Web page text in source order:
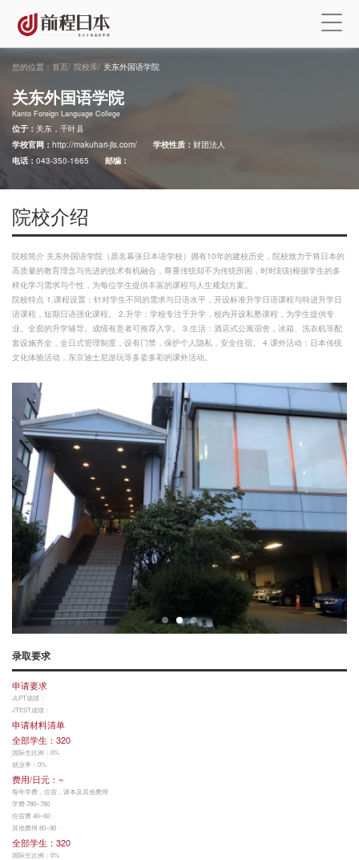
您的位置： 首页/ 院校库/ 关东外国语学院
关东外国语学院
Kanto Foreign Language College
位于： 关东，千叶县
学校官网： http://makuhari-jls.com/ 学校性质： 财团法人
电话： 043-350-1665 邮编：
院校介绍
院校简介 关东外国语学院（原名幕张日本语学校）拥有10年的建校历史，院校致力于将日本的
高质量的教育理念与先进的技术有机融合，尊重传统却不为传统所困，时时刻刻根据学生的多
样化学习需求与个性，为每位学生提供丰富的课程与人生规划方案。
院校特点 1.课程设置：针对学生不同的需求与日语水平，开设标准升学日语课程与特进升学日
语课程，短期日语强化课程。 2.升学：学校专注于升学，校内开设私塾课程，为学生提供专
业、全面的升学辅导。成绩有意者可推荐入学。 3.生活：酒店式公寓宿舍，冰箱、洗衣机等配
套设施齐全，全日式管理制度，设有门禁，保护个人隐私，安全住宿。 4.课外活动：日本传统
文化体验活动，东京迪士尼游玩等多姿多彩的课外活动。
录取要求
申请要求
JLPT成绩：
JTEST成绩：
申请材料清单
全部学生：320
国际生比例：0%
就业率：0%
费用/日元：~
每年学费，住宿，课本及其他费用
学费 780~780
住宿费 40~60
其他费用 80~80
全部学生：320
国际生比例：0%